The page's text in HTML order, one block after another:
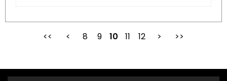
最初 前
8 9 10 11 12